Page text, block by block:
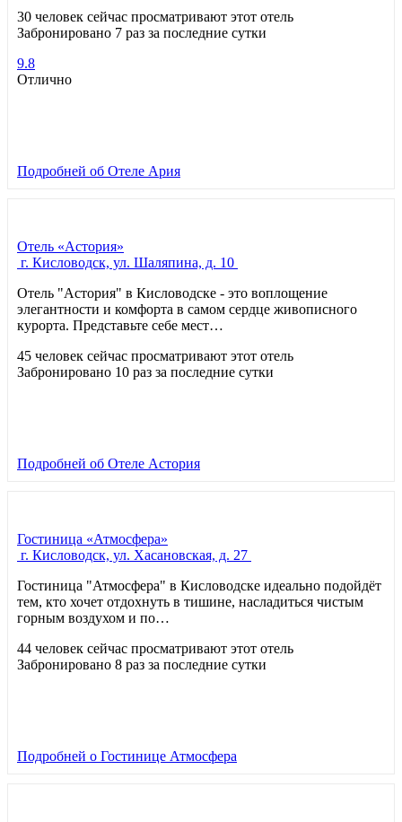
30 человек сейчас просматривают этот отель
Забронировано 7 раз за последние сутки
9.8
Отлично
Подробней об Отеле Ария
Отель «Астория»
г. Кисловодск, ул. Шаляпина, д. 10
Отель "Астория" в Кисловодске - это воплощение
элегантности и комфорта в самом сердце живописного
курорта. Представьте себе мест…
45 человек сейчас просматривают этот отель
Забронировано 10 раз за последние сутки
Подробней об Отеле Астория
Гостиница «Атмосфера»
г. Кисловодск, ул. Хасановская, д. 27
Гостиница "Атмосфера" в Кисловодске идеально подойдёт
тем, кто хочет отдохнуть в тишине, насладиться чистым
горным воздухом и по…
44 человек сейчас просматривают этот отель
Забронировано 8 раз за последние сутки
Подробней о Гостинице Атмосфера